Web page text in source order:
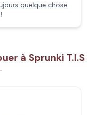
quelque chose
à Sprunki T.I.S